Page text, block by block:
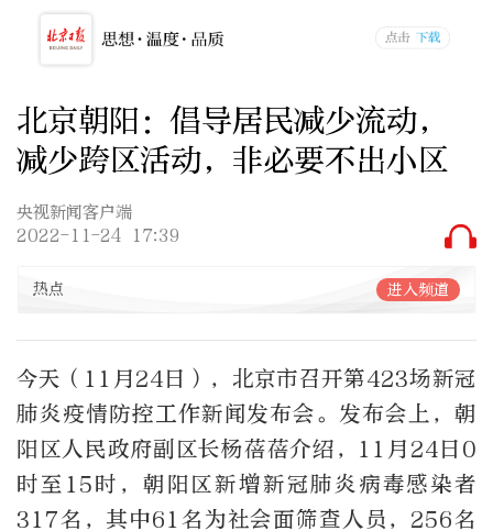
北京朝阳：倡导居民减少流动，
减少跨区活动，非必要不出小区
央视新闻客户端
2022-11-24 17:39
热点 进入频道
今天（11月24日），北京市召开第423场新冠
肺炎疫情防控工作新闻发布会。发布会上，朝
阳区人民政府副区长杨蓓蓓介绍，11月24日0
时至15时，朝阳区新增新冠肺炎病毒感染者
317名，其中61名为社会面筛查人员，256名